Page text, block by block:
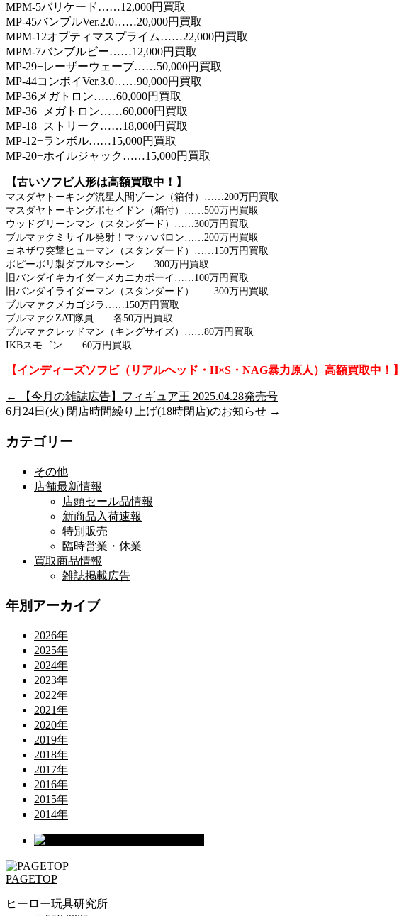
MPM-5バリケード……12,000円買取
MP-45バンブルVer.2.0……20,000円買取
MPM-12オプティマスプライム……22,000円買取
MPM-7バンブルビー……12,000円買取
MP-29+レーザーウェーブ……50,000円買取
MP-44コンボイVer.3.0……90,000円買取
MP-36メガトロン……60,000円買取
MP-36+メガトロン……60,000円買取
MP-18+ストリーク……18,000円買取
MP-12+ランボル……15,000円買取
MP-20+ホイルジャック……15,000円買取
【古いソフビ人形は高額買取中！】
マスダヤトーキング流星人間ゾーン（箱付）……200万円買取
マスダヤトーキングポセイドン（箱付）……500万円買取
ウッドグリーンマン（スタンダード）……300万円買取
ブルマァクミサイル発射！マッハバロン……200万円買取
ヨネザワ突撃ヒューマン（スタンダード）……150万円買取
ポピーポリ製ダブルマシーン……300万円買取
旧バンダイキカイダーメカニカボーイ……100万円買取
旧バンダイライダーマン（スタンダード）……300万円買取
ブルマァクメカゴジラ……150万円買取
ブルマァクZAT隊員……各50万円買取
ブルマァクレッドマン（キングサイズ）……80万円買取
IKBスモゴン……60万円買取
【インディーズソフビ（リアルヘッド・H×S・NAG暴力原人）高額買取中！】
←
【今月の雑誌広告】フィギュア王 2025.04.28発売号
6月24日(火) 閉店時間繰り上げ(18時閉店)のお知らせ →
カテゴリー
その他
店舗最新情報
店頭セール品情報
新商品入荷速報
特別販売
臨時営業・休業
買取商品情報
雑誌掲載広告
年別アーカイブ
2026年
2025年
2024年
2023年
2022年
2021年
2020年
2019年
2018年
2017年
2016年
2015年
2014年
PAGETOP
ヒーロー玩具研究所